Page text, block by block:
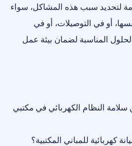
لتحديد سبب هذه المشاكل، سواء
أو في التوصيلات، أو في
المناسبة لضمان بيئة عمل
النظام الكهربائي في مكتبي
كهربائية للمباني المكتبية؟